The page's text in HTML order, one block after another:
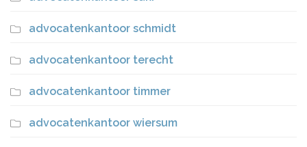
advocatenkantoor schmidt
advocatenkantoor terecht
advocatenkantoor timmer
advocatenkantoor wiersum